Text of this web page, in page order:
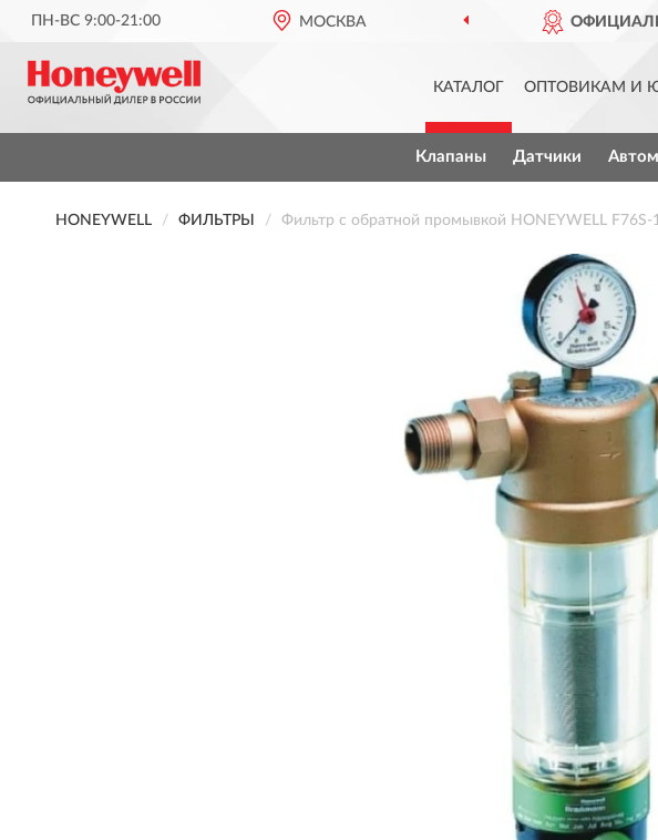
ПН-ВС 9:00-21:00 МОСКВА
КАТАЛОГ ОПТОВИКАМ И
Клапаны Датчики
HONEYWELL ФИЛЬТРЫ Фильтр с обратной промывкой HONEYWELL